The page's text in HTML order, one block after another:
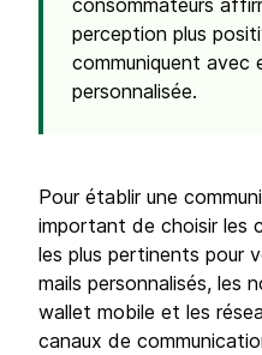
consommateurs
perception plus
communiquent avec
personnalisée.
Pour établir une
important de choisir les
les plus pertinents pour
mails personnalisés, les
wallet mobile et les
canaux de